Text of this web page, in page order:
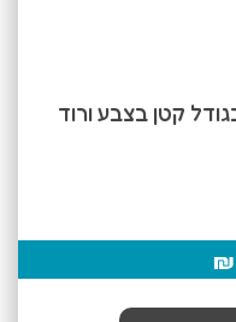
קטן בצבע ורוד
₪